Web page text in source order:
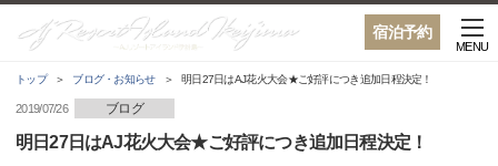
宿泊予約
MENU
トップ ブログ・お知らせ 明日27日はAJ花火大会★ご好評につき追加日程決定！
2019/07/26 ブログ
明日27日はAJ花火大会★ご好評につき追加日程決定！